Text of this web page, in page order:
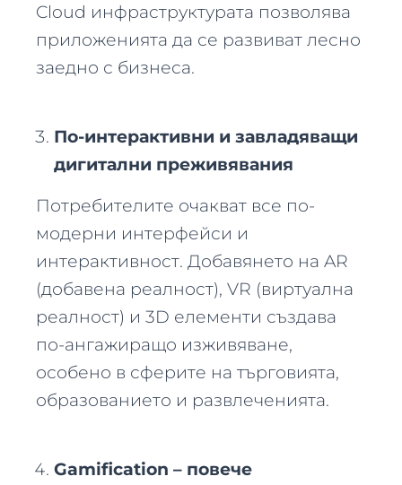
Cloud инфраструктурата позволява
приложенията да се развиват лесно
заедно с бизнеса.
По-интерактивни и завладяващи
дигитални преживявания
Потребителите очакват все по-
модерни интерфейси и
интерактивност. Добавянето на AR
(добавена реалност), VR (виртуална
реалност) и 3D елементи създава
по-ангажиращо изживяване,
особено в сферите на търговията,
образованието и развлеченията.
Gamification – повече